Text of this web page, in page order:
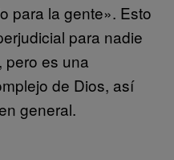
para la gente». Esto
para nadie
pero es una
de Dios, así
general.